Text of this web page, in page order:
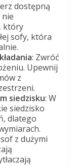
dostępną
który
sofy, która
: Zwróć
Upewnij
z
siedzisku: W
siedzisko
dlatego
z dużymi